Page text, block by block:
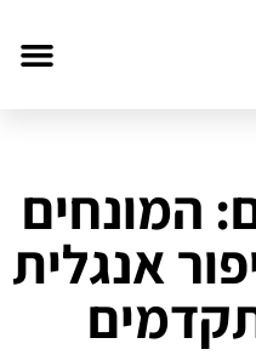
המונחים
אנגלית